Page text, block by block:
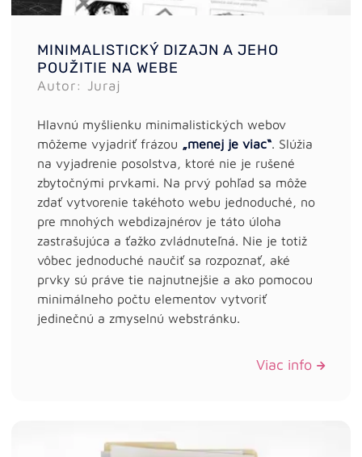
MINIMALISTICKÝ DIZAJN A JEHO
POUŽITIE NA WEBE
Autor: Juraj
Hlavnú myšlienku minimalistických webov
môžeme vyjadriť frázou „menej je viac“. Slúžia
na vyjadrenie posolstva, ktoré nie je rušené
zbytočnými prvkami. Na prvý pohľad sa môže
zdať vytvorenie takéhoto webu jednoduché, no
pre mnohých webdizajnérov je táto úloha
zastrašujúca a ťažko zvládnuteľná. Nie je totiž
vôbec jednoduché naučiť sa rozpoznať, aké
prvky sú práve tie najnutnejšie a ako pomocou
minimálneho počtu elementov vytvoriť
jedinečnú a zmyselnú webstránku.
Viac info